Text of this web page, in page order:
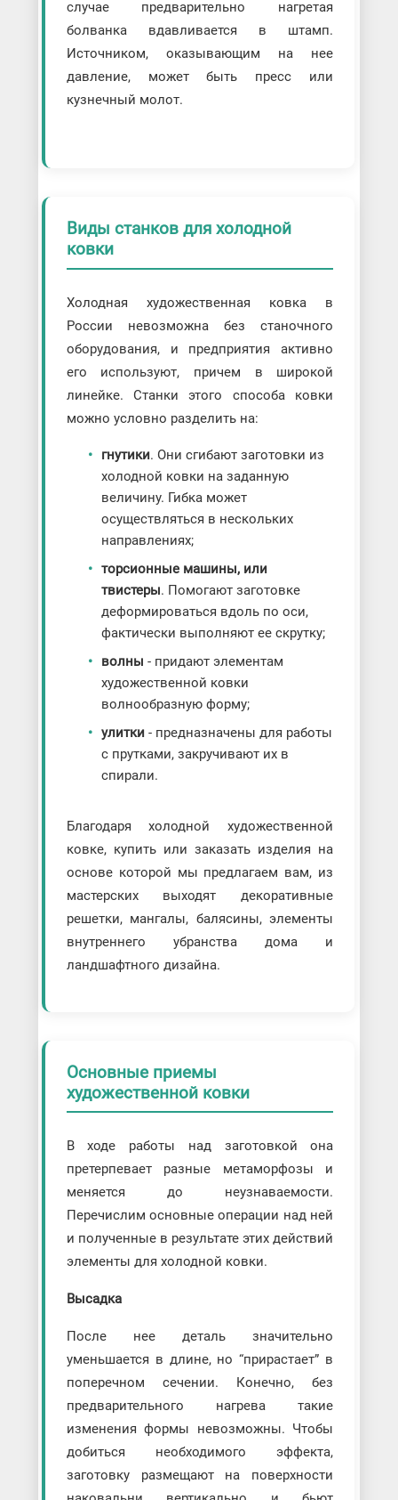
случае предварительно нагретая
болванка вдавливается в штамп.
Источником, оказывающим на нее
давление, может быть пресс или
кузнечный молот.
Виды станков для холодной
ковки
Холодная художественная ковка в
России невозможна без станочного
оборудования, и предприятия активно
его используют, причем в широкой
линейке. Станки этого способа ковки
можно условно разделить на:
гнутики. Они сгибают заготовки из
холодной ковки на заданную
величину. Гибка может
осуществляться в нескольких
направлениях;
торсионные машины, или
твистеры. Помогают заготовке
деформироваться вдоль по оси,
фактически выполняют ее скрутку;
волны - придают элементам
художественной ковки
волнообразную форму;
улитки- предназначены для работы
с прутками, закручивают их в
спирали.
Благодаря холодной художественной
ковке, купить или заказать изделия на
основе которой мы предлагаем вам, из
мастерских выходят декоративные
решетки, мангалы, балясины, элементы
внутреннего убранства дома и
ландшафтного дизайна.
Основные приемы
художественной ковки
В ходе работы над заготовкой она
претерпевает разные метаморфозы и
меняется до неузнаваемости.
Перечислим основные операции над ней
и полученные в результате этих действий
элементы для холодной ковки.
Высадка
После нее деталь значительно
уменьшается в длине, но “прирастает” в
поперечном сечении. Конечно, без
предварительного нагрева такие
изменения формы невозможны. Чтобы
добиться необходимого эффекта,
заготовку размещают на поверхности